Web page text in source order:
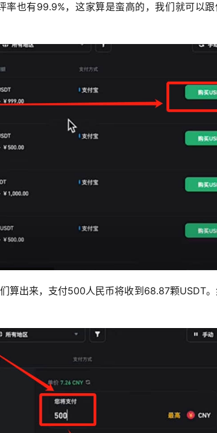
也有99.9%，这家算是蛮高的，我们就可以
算出来，支付500人民币将收到68.87颗USDT